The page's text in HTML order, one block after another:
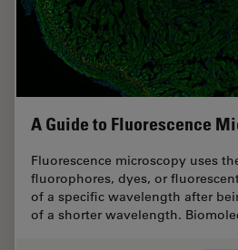
A Guide to Fluorescence
Fluorescence microscopy uses
fluorophores, dyes, or
of a specific wavelength after
of a shorter wavelength.